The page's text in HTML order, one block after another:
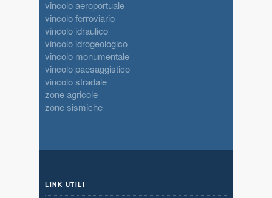
vincolo aeroportuale
vincolo ferroviario
vincolo idraulico
vincolo idrogeologico
vincolo monumentale
vincolo paesaggistico
vincolo stradale
zone agricole
zone sismiche
LINK UTILI